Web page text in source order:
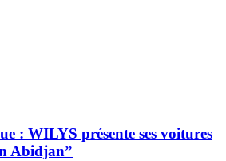
: WILYS présente ses voitures
Abidjan”